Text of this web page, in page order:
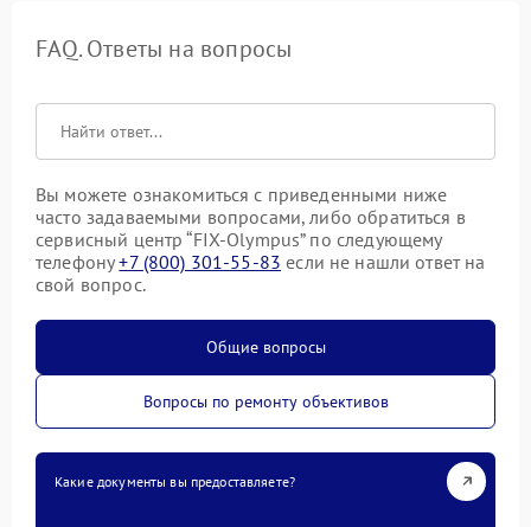
FAQ. Ответы на вопросы
Вы можете ознакомиться с приведенными ниже
часто задаваемыми вопросами, либо обратиться в
сервисный центр “FIX-Olympus” по следующему
телефону+7 (800) 301-55-83 если не нашли ответ на
свой вопрос.
Общие вопросы
Вопросы по ремонту объективов
Какие документы вы предоставляете?